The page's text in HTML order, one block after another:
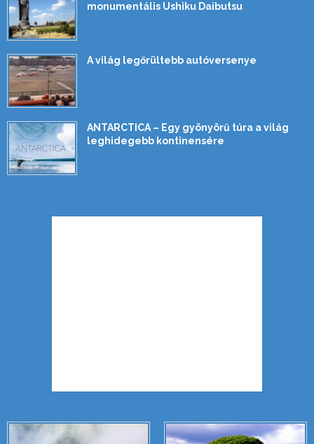
monumentális Ushiku Daibutsu
A világ legőrültebb autóversenye
ANTARCTICA – Egy gyönyörű túra a világ
leghidegebb kontinensére